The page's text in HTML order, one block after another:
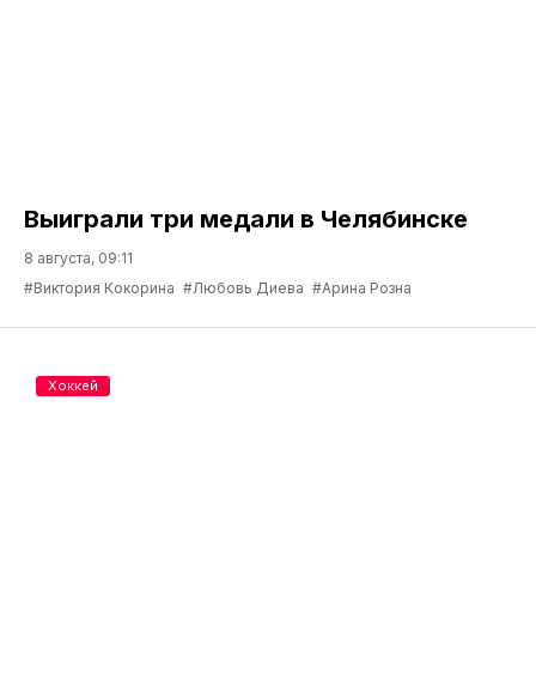
Выиграли три медали в Челябинске
8 августа, 09:11
#Виктория Кокорина #Любовь Диева #Арина Розна
Хоккей